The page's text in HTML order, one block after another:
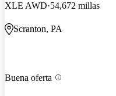
XLE AWD 54,672 millas
Scranton, PA
Buena oferta